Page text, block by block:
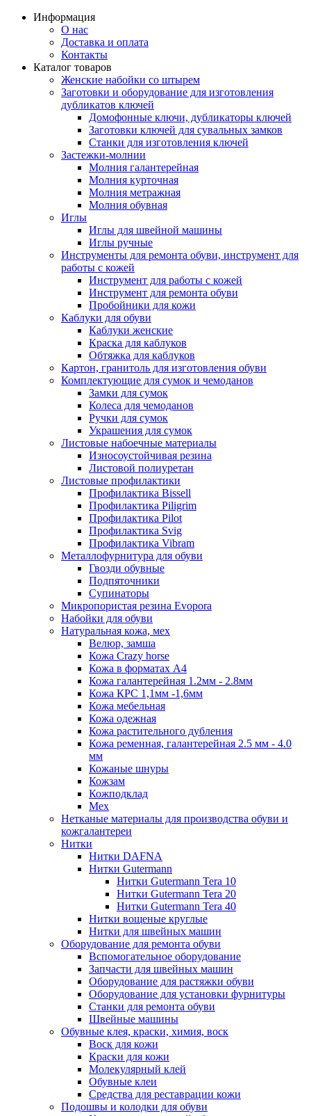
Информация
О нас
Доставка и оплата
Контакты
Каталог товаров
Женские набойки со штырем
Заготовки и оборудование для изготовления
дубликатов ключей
Домофонные ключи, дубликаторы ключей
Заготовки ключей для сувальных замков
Станки для изготовления ключей
Застежки-молнии
Молния галантерейная
Молния курточная
Молния метражная
Молния обувная
Иглы
Иглы для швейной машины
Иглы ручные
Инструменты для ремонта обуви, инструмент для
работы с кожей
Инструмент для работы с кожей
Инструмент для ремонта обуви
Пробойники для кожи
Каблуки для обуви
Каблуки женские
Краска для каблуков
Обтяжка для каблуков
Картон, гранитоль для изготовления обуви
Комплектующие для сумок и чемоданов
Замки для сумок
Колеса для чемоданов
Ручки для сумок
Украшения для сумок
Листовые набоечные материалы
Износоустойчивая резина
Листовой полиуретан
Листовые профилактики
Профилактика Bissell
Профилактика Piligrim
Профилактика Pilot
Профилактика Svig
Профилактика Vibram
Металлофурнитура для обуви
Гвозди обувные
Подпяточники
Супинаторы
Микропористая резина Evopora
Набойки для обуви
Натуральная кожа, мех
Велюр, замша
Кожа Crazy horse
Кожа в форматах А4
Кожа галантерейная 1.2мм - 2.8мм
Кожа КРС 1,1мм -1,6мм
Кожа мебельная
Кожа одежная
Кожа растительного дубления
Кожа ременная, галантерейная 2.5 мм - 4.0
мм
Кожаные шнуры
Кожзам
Кожподклад
Мех
Нетканые материалы для производства обуви и
кожгалантереи
Нитки
Нитки DAFNA
Нитки Gutermann
Нитки Gutermann Tera 10
Нитки Gutermann Tera 20
Нитки Gutermann Tera 40
Нитки вощеные круглые
Нитки для швейных машин
Оборудование для ремонта обуви
Вспомогательное оборудование
Запчасти для швейных машин
Оборудование для растяжки обуви
Оборудование для установки фурнитуры
Станки для ремонта обуви
Швейные машины
Обувные клея, краски, химия, воск
Воск для кожи
Краски для кожи
Молекулярный клей
Обувные клеи
Средства для реставрации кожи
Подошвы и колодки для обуви